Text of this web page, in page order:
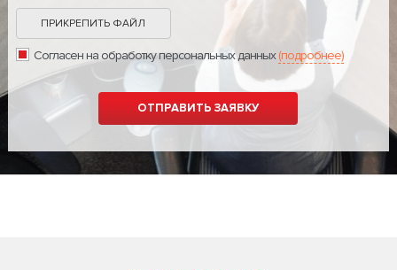
ПРИКРЕПИТЬ ФАЙЛ
Согласен на обработку персональных данных(подробнее)